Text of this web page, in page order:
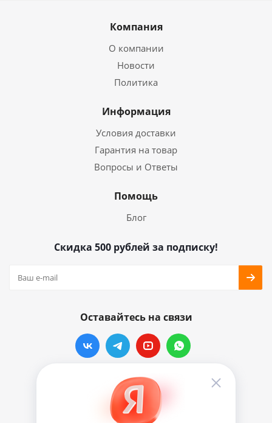
Компания
О компании
Новости
Политика
Информация
Условия доставки
Гарантия на товар
Вопросы и Ответы
Помощь
Блог
Скидка 500 рублей за подписку!
Оставайтесь на связи
Наши контакты
info@vinylmarkt.ru